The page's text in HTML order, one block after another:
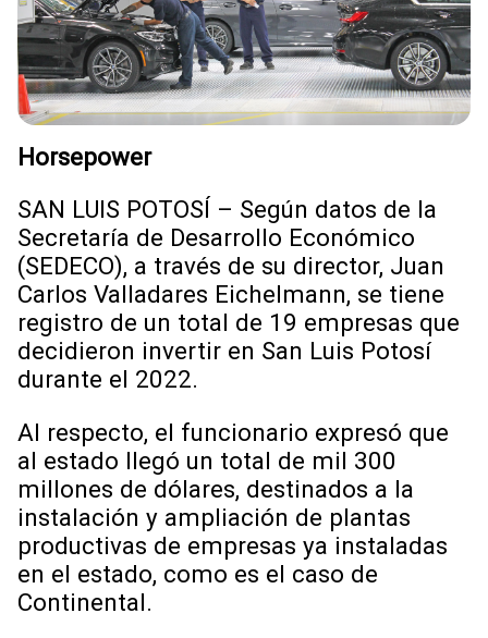
Horsepower
SAN LUIS POTOSÍ – Según datos de la
Secretaría de Desarrollo Económico
(SEDECO), a través de su director, Juan
Carlos Valladares Eichelmann, se tiene
registro de un total de 19 empresas que
decidieron invertir en San Luis Potosí
durante el 2022.
Al respecto, el funcionario expresó que
al estado llegó un total de mil 300
millones de dólares, destinados a la
instalación y ampliación de plantas
productivas de empresas ya instaladas
en el estado, como es el caso de
Continental.